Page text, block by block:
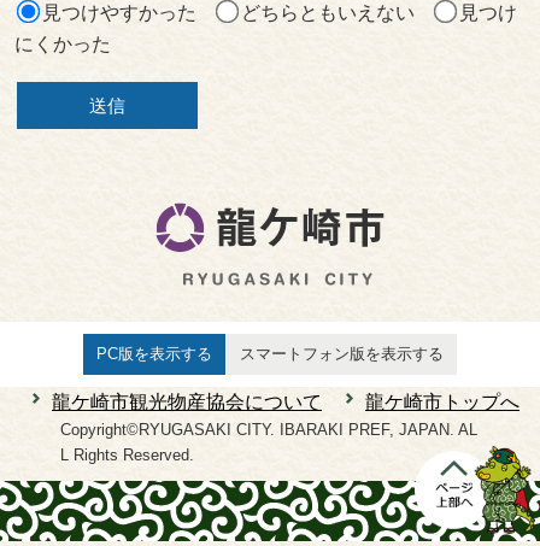
見つけやすかった
どちらともいえない
見つけ
にくかった
PC版を表示する スマートフォン版を表示する
龍ケ崎市観光物産協会について 龍ケ崎市トップへ
Copyright©RYUGASAKI CITY. IBARAKI PREF, JAPAN. AL
L Rights Reserved.